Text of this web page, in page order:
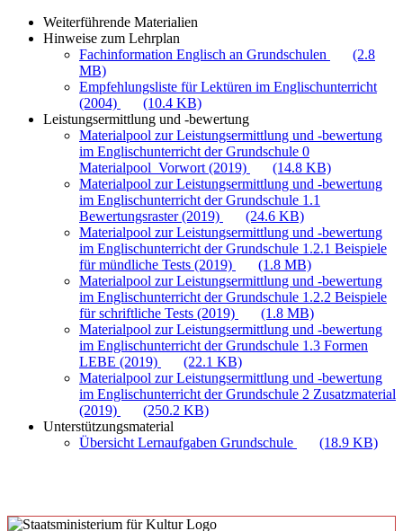
Weiterführende Materialien
Hinweise zum Lehrplan
Fachinformation Englisch an Grundschulen
(2.8
MB)
Empfehlungsliste für Lektüren im Englischunterricht
(2004)
(10.4 KB)
Leistungsermittlung und -bewertung
Materialpool zur Leistungsermittlung und -bewertung
im Englischunterricht der Grundschule 0
Materialpool_Vorwort (2019)
(14.8 KB)
Materialpool zur Leistungsermittlung und -bewertung
im Englischunterricht der Grundschule 1.1
Bewertungsraster (2019)
(24.6 KB)
Materialpool zur Leistungsermittlung und -bewertung
im Englischunterricht der Grundschule 1.2.1 Beispiele
für mündliche Tests (2019)
(1.8 MB)
Materialpool zur Leistungsermittlung und -bewertung
im Englischunterricht der Grundschule 1.2.2 Beispiele
für schriftliche Tests (2019)
(1.8 MB)
Materialpool zur Leistungsermittlung und -bewertung
im Englischunterricht der Grundschule 1.3 Formen
LEBE (2019)
(22.1 KB)
Materialpool zur Leistungsermittlung und -bewertung
im Englischunterricht der Grundschule 2 Zusatzmaterial
(2019)
(250.2 KB)
Unterstützungsmaterial
Übersicht Lernaufgaben Grundschule
(18.9 KB)